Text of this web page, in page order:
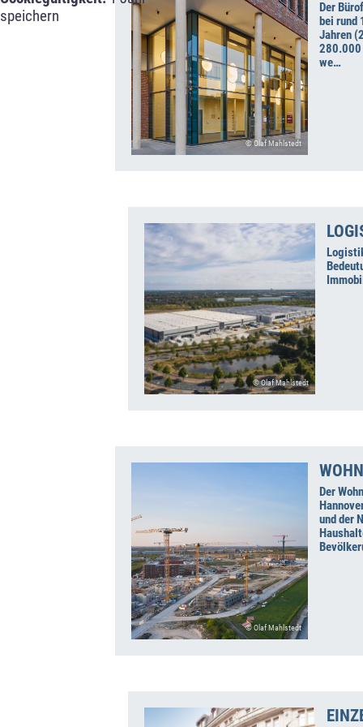
speichern
© Olaf Mahlstedt
Der
bei rund
Jahren
280.000
we…
© Olaf Mahlstedt
© Olaf Mahlstedt
Der
und der